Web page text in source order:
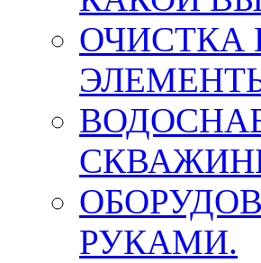
ОЧИСТКА
РУКАМИ.